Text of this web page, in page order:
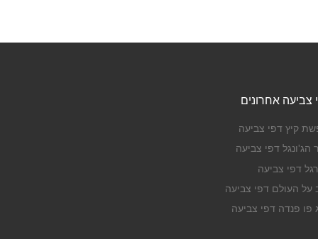
צביעה אחרונים
קיץ דפי צביעה
הג'ונגל דפי צביעה
דפי צביעה
על העולם דפי צביעה
פו פנדה דפי צביעה